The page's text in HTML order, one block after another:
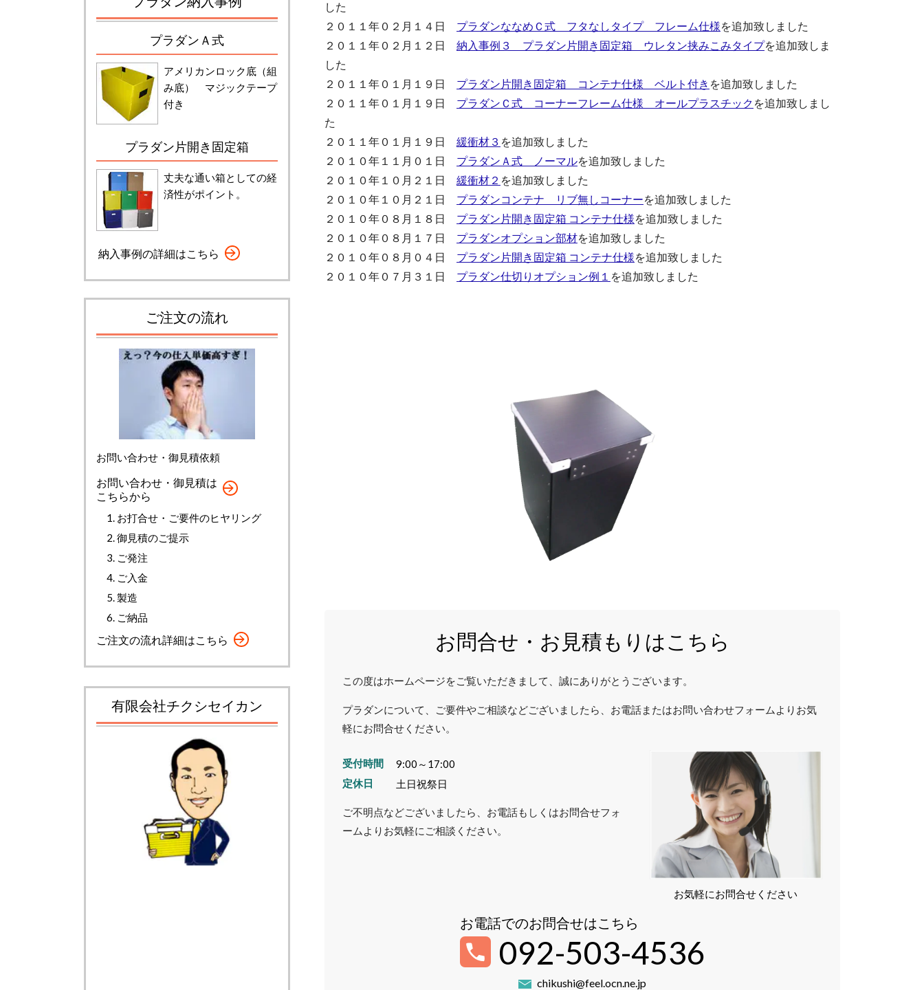
した
２０１１年０２月１４日 プラダンななめＣ式 フタなしタイプ フレーム仕様を追加致しました
２０１１年０２月１２日 納入事例３ プラダン片開き固定箱 ウレタン挟みこみタイプを追加致しま
した
２０１１年０１月１９日 プラダン片開き固定箱 コンテナ仕様 ベルト付き を追加致しました
２０１１年０１月１９日 プラダンＣ式 コーナーフレーム仕様 オールプラスチック を追加致しまし
た
２０１１年０１月１９日 緩衝材３ を追加致しました
２０１０年１１月０１日 プラダンＡ式 ノーマルを追加致しました
２０１０年１０月２１日 緩衝材２ を追加致しました
２０１０年１０月２１日 プラダンコンテナ リブ無しコーナーを追加致しました
２０１０年０８月１８日 プラダン片開き固定箱 コンテナ仕様を追加致しました
２０１０年０８月１７日 プラダンオプション部材を追加致しました
２０１０年０８月０４日 プラダン片開き固定箱 コンテナ仕様を追加致しました
２０１０年０７月３１日 プラダン仕切りオプション例１ を追加致しました
お問合せ・お見積もりはこちら
この度はホームページをご覧いただきまして、誠にありがとうございます。
プラダンについて、ご要件やご相談などございましたら、お電話またはお問い合わせフォームよりお気
軽にお問合せください。
お気軽にお問合せください
受付時間
9:00～17:00
定休日
土日祝祭日
ご不明点などございましたら、お電話もしくはお問合せフォ
ームよりお気軽にご相談ください。
お電話でのお問合せはこちら
092-503-4536
chikushi@feel.ocn.ne.jp
プラダンＡ式
アメリカンロック底（組
み底） マジックテープ
付き
プラダン片開き固定箱
丈夫な通い箱としての経
済性がポイント。
納入事例の詳細はこちら
ご注文の流れ
お問い合わせ・御見積依頼
お問い合わせ・御見積は
こちらから
お打合せ・ご要件のヒヤリング
御見積のご提示
ご発注
ご入金
製造
ご納品
ご注文の流れ詳細はこちら
有限会社チクシセイカン